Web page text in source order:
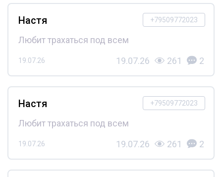
+79509772023
Настя
Любит трахаться под всем
19.07.26 19.07.26 261 2
+79509772023
Настя
Любит трахаться под всем
19.07.26 19.07.26 261 2